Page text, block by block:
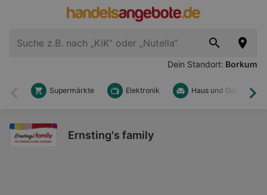
Dein Standort: Borkum
Zurück
Supermärkte Elektronik Haus und Garten
Ernsting's family